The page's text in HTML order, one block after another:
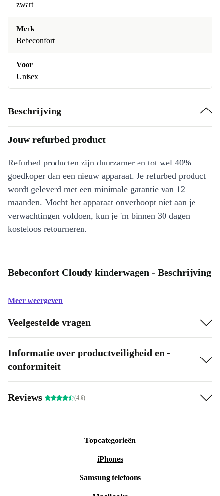
zwart
Merk
Bebeconfort
Voor
Unisex
Beschrijving
Jouw refurbed product
Refurbed producten zijn duurzamer en tot wel 40%
goedkoper dan een nieuw apparaat. Je refurbed product
wordt geleverd met een minimale garantie van 12
maanden. Mocht het apparaat onverhoopt niet aan je
verwachtingen voldoen, kun je 'm binnen 30 dagen
kosteloos retourneren.
Bebeconfort Cloudy kinderwagen - Beschrijving
Meer weergeven
Veelgestelde vragen
Informatie over productveiligheid en -
conformiteit
Reviews (4.6)
Topcategorieën
iPhones
Samsung telefoons